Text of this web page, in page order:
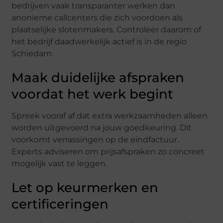
bedrijven vaak transparanter werken dan
anonieme callcenters die zich voordoen als
plaatselijke slotenmakers. Controleer daarom of
het bedrijf daadwerkelijk actief is in de regio
Schiedam.
Maak duidelijke afspraken
voordat het werk begint
Spreek vooraf af dat extra werkzaamheden alleen
worden uitgevoerd na jouw goedkeuring. Dit
voorkomt verrassingen op de eindfactuur.
Experts adviseren om prijsafspraken zo concreet
mogelijk vast te leggen.
Let op keurmerken en
certificeringen